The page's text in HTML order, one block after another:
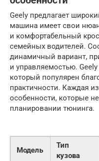
Geely предлагает
машина имеет свои
и комфортабельный
семейных водителей.
динамичный вариант,
и управляемостью.
который популярен
практичности. Каждая
особенности, которые
планировании тюнинга.
Модель
Тип
кузова